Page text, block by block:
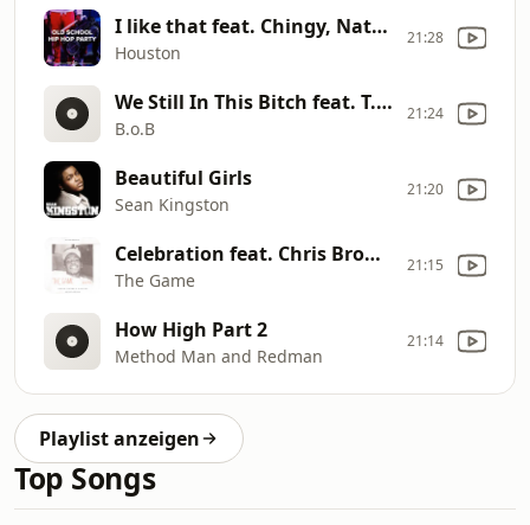
I like that feat. Chingy, Nate Dogg & I
Houston
21:28
We Still In This Bitch feat. T.I. & Juicy J
B.o.B
21:24
Beautiful Girls
Sean Kingston
21:20
Celebration feat. Chris Brown, Tyga, Wiz Khalifa & Lil Wayne
The Game
21:15
How High Part 2
Method Man and Redman
21:14
Playlist anzeigen
Top Songs